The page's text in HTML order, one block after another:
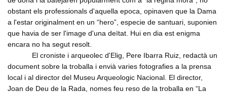
obstant els professionals d'aquella epoca, opinaven que la Dama
a l'estar originalment en un “hero”, especie de santuari, suponien
que havia de ser l'image d'una deïtat. Hui en dia est enigma
encara no ha segut resolt.
El croniste i arqueolec d'Elig, Pere Ibarra Ruiz, redactà un
document sobre la troballa i envià varies fotografies a la prensa
local i al director del Museu Arqueologic Nacional. El director,
Joan de Deu de la Rada, nomes feu reso de la troballa en “La